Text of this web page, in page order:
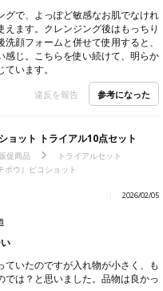
グで、よっぽど敏感なお肌でなけれ
ます。クレンジング後はもっちり
顔フォームと併せて使用すると、
感じ。こちらを使い続けて、明らか
います。
違反を報告 参考になった
ョット トライアル10点セット
促商品
トライアルセット
ポウ）ピコショット
2026/02/05
いたのですが入れ物が小さく、も
では？と思いました。品物は良かっ